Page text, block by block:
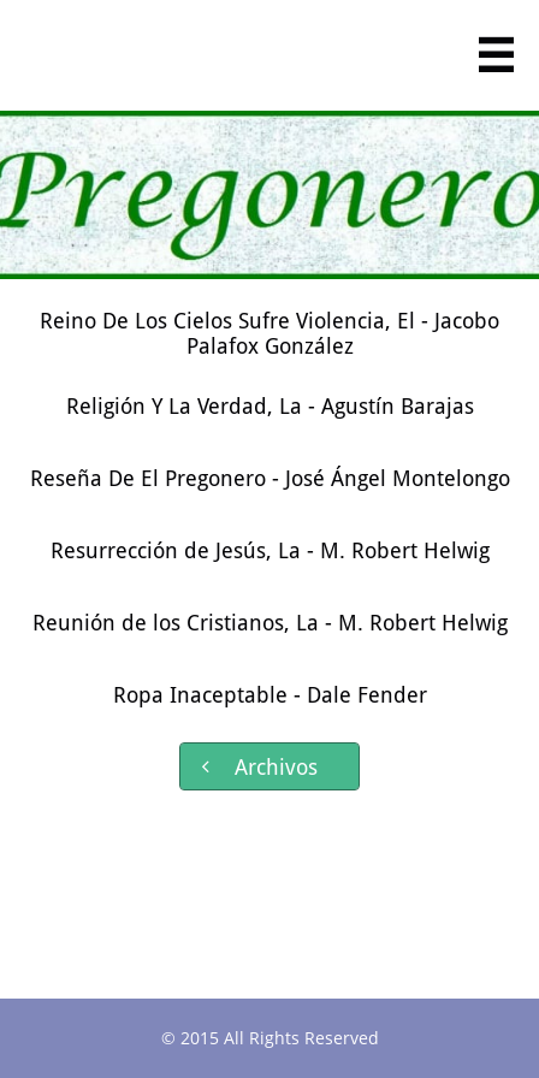

Reino De Los Cielos Sufre Violencia, El - Jacobo
Palafox González
Religión Y La Verdad, La - Agustín Barajas
Reseña De El Pregonero - José Ángel Montelongo
Resurrección de Jesús, La - M. Robert Helwig
Reunión de los Cristianos, La - M. Robert Helwig
Ropa Inaceptable - Dale Fender
Archivos

© 2015 All Rights Reserved